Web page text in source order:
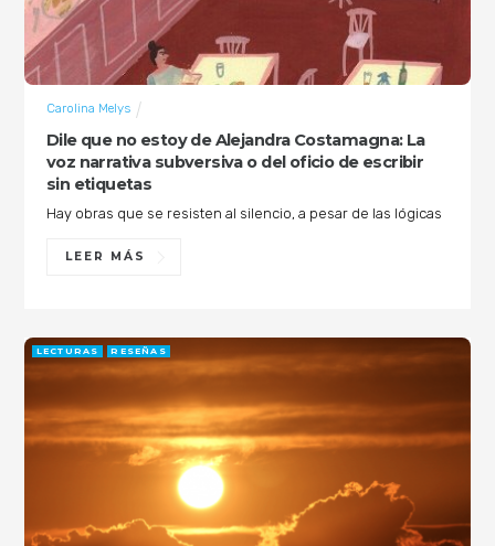
Dile que no estoy de Alejandra Costamagna: La
voz narrativa subversiva o del oficio de escribir
sin etiquetas
Carolina Melys
Hay obras que se resisten al silencio, a pesar de las lógicas
LEER MÁS
LECTURAS RESEÑAS